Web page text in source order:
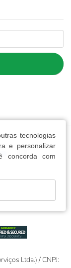
tecnologias
e personalizar
concorda com
Ltda.) / CNPJ: